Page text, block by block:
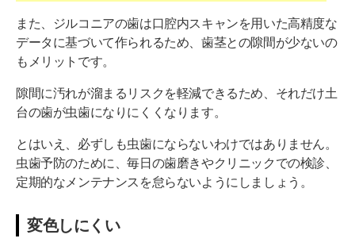
また、ジルコニアの歯は口腔内スキャンを用いた高精度な
データに基づいて作られるため、歯茎との隙間が少ないの
もメリットです。
隙間に汚れが溜まるリスクを軽減できるため、それだけ土
台の歯が虫歯になりにくくなります。
とはいえ、必ずしも虫歯にならないわけではありません。
虫歯予防のために、毎日の歯磨きやクリニックでの検診、
定期的なメンテナンスを怠らないようにしましょう。
変色しにくい